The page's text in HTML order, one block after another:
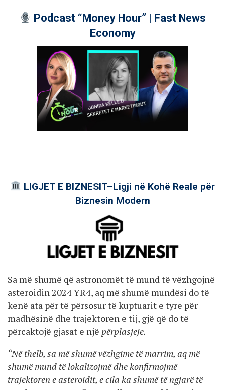
Podcast “Money Hour” | Fast News
Economy
LIGJET E BIZNESIT–Ligji në Kohë Reale për
Biznesin Modern
Sa më shumë që astronomët të mund të vëzhgojnë
asteroidin 2024 YR4, aq më shumë mundësi do të
kenë ata për të përsosur të kuptuarit e tyre për
madhësinë dhe trajektoren e tij, gjë që do të
përcaktojë gjasat e një përplasjeje.
“Në thelb, sa më shumë vëzhgime të marrim, aq më
shumë mund të lokalizojmë dhe konfirmojmë
trajektoren e asteroidit, e cila ka shumë të ngjarë të